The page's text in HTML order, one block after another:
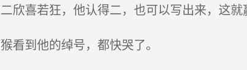
欣喜若狂，他认得二，也可以写出来，这就
看到他的绰号，都快哭了。